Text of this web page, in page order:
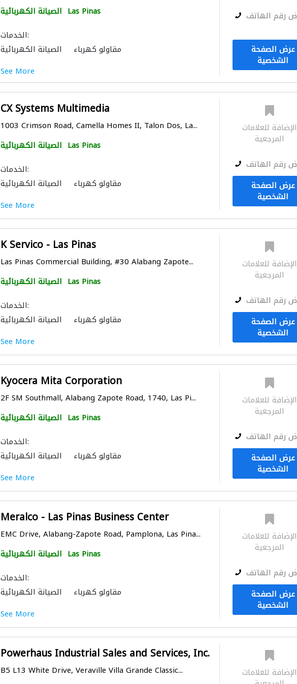
الصيانة الكهربائية Las Pinas
الخدمات:
الصيانة الكهربائية
مقاولو كهرباء
See More
رقم الهاتف
عرض الصفحة
الشخصية
CX Systems Multimedia
1003 Crimson Road, Camella Homes II, Talon Dos, La...
الصيانة الكهربائية Las Pinas
الخدمات:
الصيانة الكهربائية
مقاولو كهرباء
See More
الإضافة للعلامات
المرجعية
رقم الهاتف
عرض الصفحة
الشخصية
K Servico - Las Pinas
Las Pinas Commercial Building, #30 Alabang Zapote...
الصيانة الكهربائية Las Pinas
الخدمات:
الصيانة الكهربائية
مقاولو كهرباء
See More
الإضافة للعلامات
المرجعية
رقم الهاتف
عرض الصفحة
الشخصية
Kyocera Mita Corporation
2F SM Southmall, Alabang Zapote Road, 1740, Las Pi...
الصيانة الكهربائية Las Pinas
الخدمات:
الصيانة الكهربائية
مقاولو كهرباء
See More
الإضافة للعلامات
المرجعية
رقم الهاتف
عرض الصفحة
الشخصية
Meralco - Las Pinas Business Center
EMC Drive, Alabang-Zapote Road, Pamplona, Las Pina...
الصيانة الكهربائية Las Pinas
الخدمات:
الصيانة الكهربائية
مقاولو كهرباء
See More
الإضافة للعلامات
المرجعية
رقم الهاتف
عرض الصفحة
الشخصية
Powerhaus Industrial Sales and Services, Inc.
B5 L13 White Drive, Veraville Villa Grande Classic...
الإضافة للعلامات